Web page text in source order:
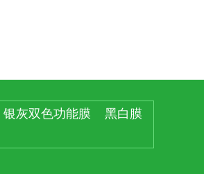
银灰双色功能膜 黑白膜